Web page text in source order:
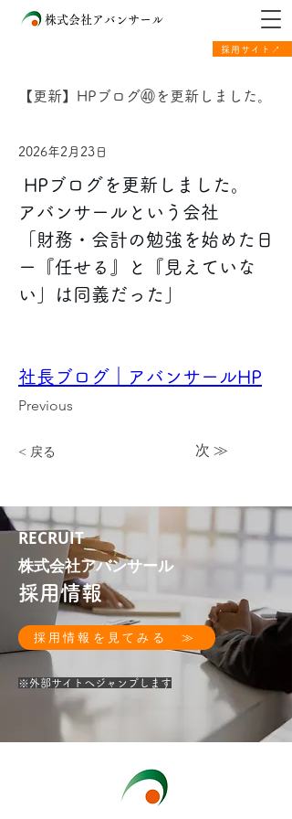
採用サイト↗
株式会社アバンサール
【更新】HPブログ㊵を更新しました。
2026年2月23日
HPブログを更新しました。
アバンサールという会社
「財務・会計の勉強を始めた日
ー『任せる』と『見えていな
い」は同義だった」
社長ブログ｜アバンサールHP
Previous
< 戻る 次 ≫
RECRUIT
株式会社アバンサール
採用情報
採用情報を見てみる ≫
​※外部サイトへジャンプします